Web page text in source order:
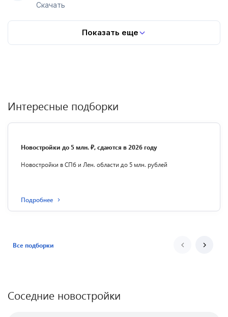
Скачать
Показать еще
Интересные подборки
Новостройки до 5 млн. ₽, сдаются в 2026 году
Новостройки в СПб и Лен. области до 5 млн. рублей
Подробнее
Все подборки
Соседние новостройки